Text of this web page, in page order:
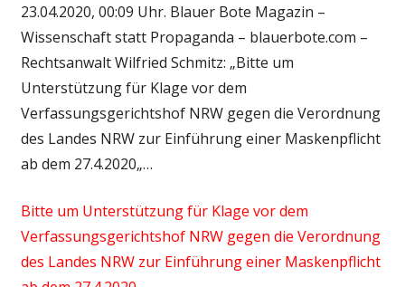
23.04.2020, 00:09 Uhr. Blauer Bote Magazin –
Wissenschaft statt Propaganda – blauerbote.com –
Rechtsanwalt Wilfried Schmitz: „Bitte um
Unterstützung für Klage vor dem
Verfassungsgerichtshof NRW gegen die Verordnung
des Landes NRW zur Einführung einer Maskenpflicht
ab dem 27.4.2020„…
Bitte um Unterstützung für Klage vor dem
Verfassungsgerichtshof NRW gegen die Verordnung
des Landes NRW zur Einführung einer Maskenpflicht